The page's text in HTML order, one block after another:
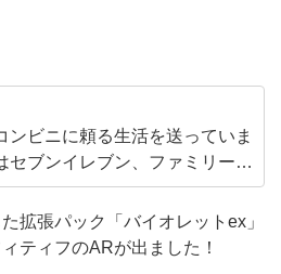
ンビニに頼る生活を送っていま
セブンイレブン、ファミリーマ
あり、便利で助かっています。
ニはセブンイレブンで、おにぎ
にお気に入りです。 でも、フ
拡張パック「バイオレットex」
ティフのARが出ました！